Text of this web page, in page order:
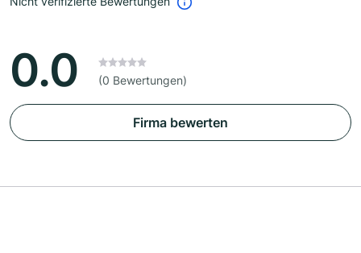
0.0 (0 Bewertungen)
Firma bewerten